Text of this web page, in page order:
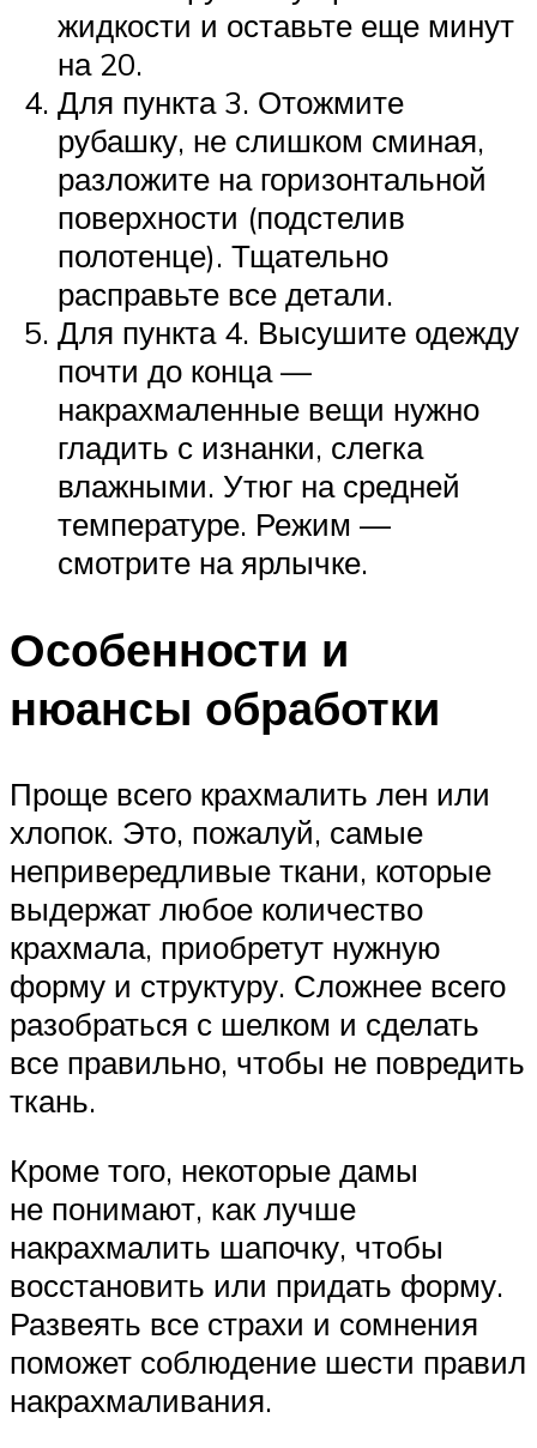
жидкости и оставьте еще минут
на 20.
Для пункта 3. Отожмите
рубашку, не слишком сминая,
разложите на горизонтальной
поверхности (подстелив
полотенце). Тщательно
расправьте все детали.
Для пункта 4. Высушите одежду
почти до конца —
накрахмаленные вещи нужно
гладить с изнанки, слегка
влажными. Утюг на средней
температуре. Режим —
смотрите на ярлычке.
Особенности и
нюансы обработки
Проще всего крахмалить лен или
хлопок. Это, пожалуй, самые
непривередливые ткани, которые
выдержат любое количество
крахмала, приобретут нужную
форму и структуру. Сложнее всего
разобраться с шелком и сделать
все правильно, чтобы не повредить
ткань.
Кроме того, некоторые дамы
не понимают, как лучше
накрахмалить шапочку, чтобы
восстановить или придать форму.
Развеять все страхи и сомнения
поможет соблюдение шести правил
накрахмаливания.